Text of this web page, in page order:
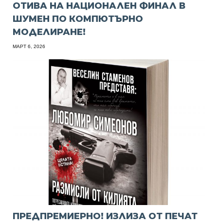
ОТИВА НА НАЦИОНАЛЕН ФИНАЛ В
ШУМЕН ПО КОМПЮТЪРНО
МОДЕЛИРАНЕ!
МАРТ 6, 2026
ПРЕДПРЕМИЕРНО! ИЗЛИЗА ОТ ПЕЧАТ